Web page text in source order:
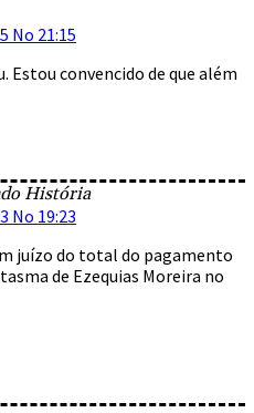
No 21:15
Estou convencido de que além
História
No 19:23
juízo do total do pagamento
de Ezequias Moreira no